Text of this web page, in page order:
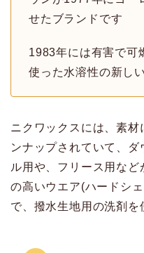
せたブランドです
1983年には有害で可
使った水溶性の新し
ニクワックスには、素材
ンナップされていて、
ル用や、フリース用な
の高いウエア(ハードシ
で、撥水生地用の洗剤を